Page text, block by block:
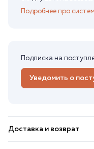
Подробнее про
Подписка на
Уведомить о
Доставка и возврат